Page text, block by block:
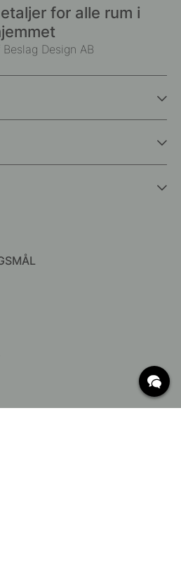
for alle rum i
Design AB